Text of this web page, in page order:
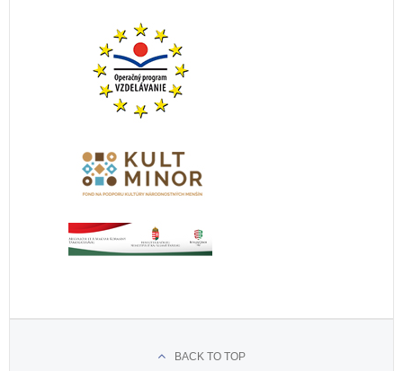
BACK TO TOP